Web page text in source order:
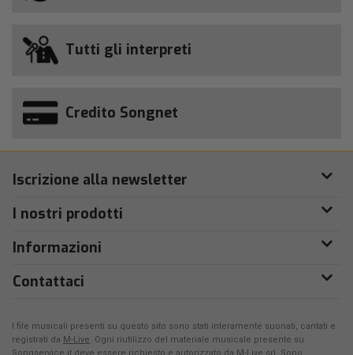
Tutti gli interpreti
Credito Songnet
Iscrizione alla newsletter
I nostri prodotti
Informazioni
Contattaci
I file musicali presenti su questo sito sono stati interamente suonati, cantati e
registrati da M-Live. Ogni riutilizzo del materiale musicale presente su
Songservice.it deve essere richiesto e autorizzato da M-Live srl . Sono